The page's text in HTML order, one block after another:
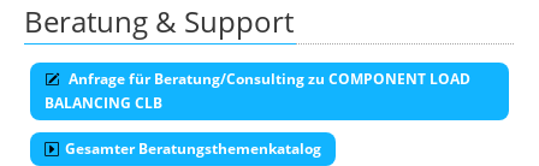
Beratung & Support
Anfrage für Beratung/Consulting zu COMPONENT LOAD
BALANCING CLB
Gesamter Beratungsthemenkatalog